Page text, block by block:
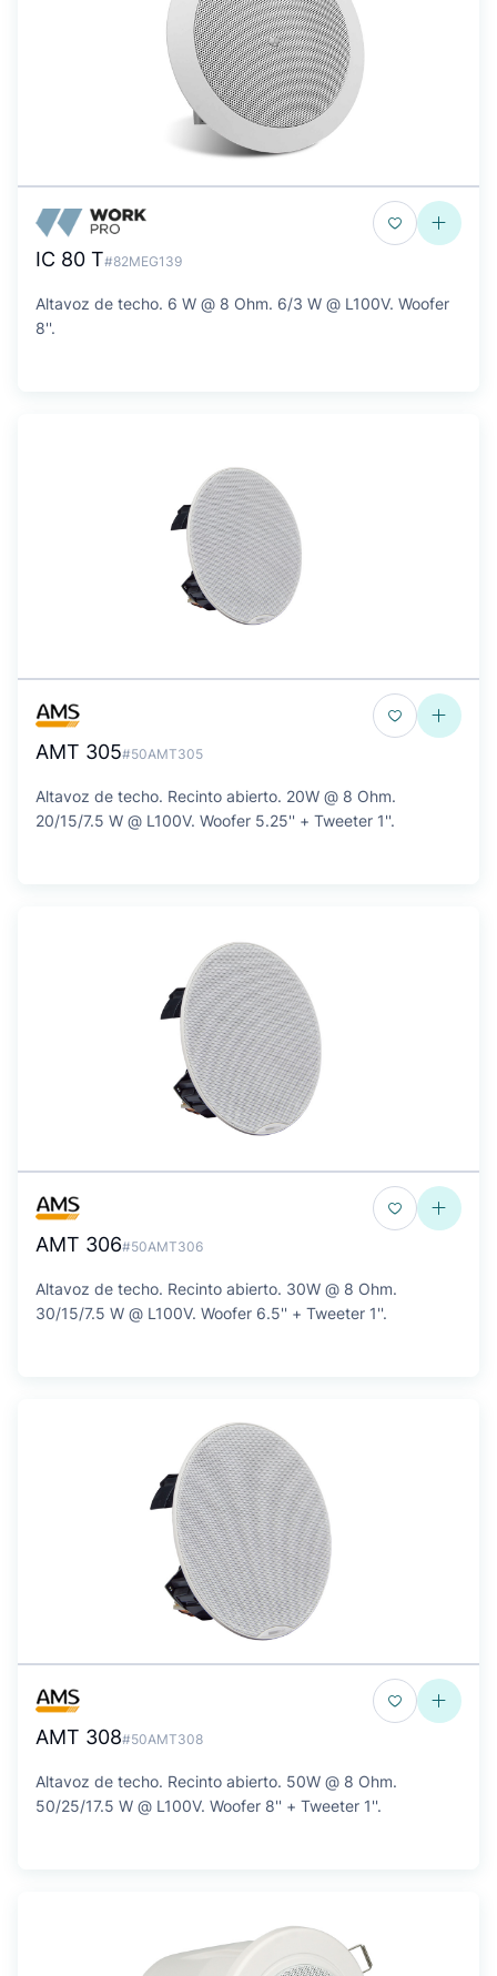
IC 80 T#82MEG139
Altavoz de techo. 6 W @ 8 Ohm. 6/3 W @ L100V. Woofer
8''.
AMT 305#50AMT305
Altavoz de techo. Recinto abierto. 20W @ 8 Ohm.
20/15/7.5 W @ L100V. Woofer 5.25'' + Tweeter 1''.
AMT 306#50AMT306
Altavoz de techo. Recinto abierto. 30W @ 8 Ohm.
30/15/7.5 W @ L100V. Woofer 6.5'' + Tweeter 1''.
AMT 308#50AMT308
Altavoz de techo. Recinto abierto. 50W @ 8 Ohm.
50/25/17.5 W @ L100V. Woofer 8'' + Tweeter 1''.